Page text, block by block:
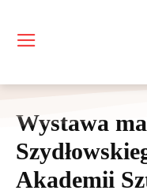
Wystawa
Akademii